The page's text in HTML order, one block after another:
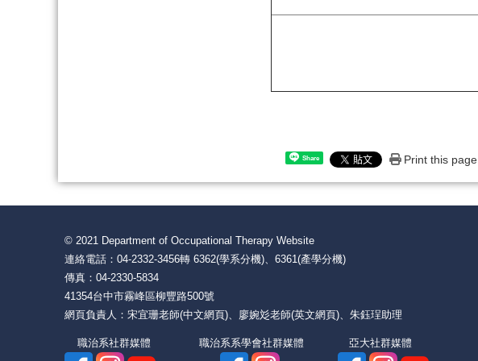
Share Print this page
© 2021 Department of Occupational Therapy Website
連絡電話：04-2332-3456轉 6362(學系分機)、6361(產學分機)
傳真：04-2330-5834
41354台中市霧峰區柳豐路500號
網頁負責人：宋宜珊老師(中文網頁)、廖婉彣老師(英文網頁)、朱鈺珵助理
職治系社群媒體 職治系系學會社群媒體 亞大社群媒體